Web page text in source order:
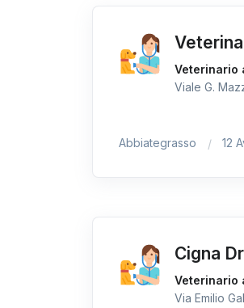
Veterinario
Viale G.
Abbiategrasso 12
Cigna
Veterinario
Via Emilio